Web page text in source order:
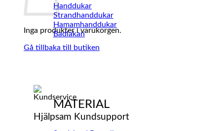
Inga produkter i varukorgen.
Gå tillbaka till butiken
Hjälpsam Kundsupport
Handdukar
Strandhanddukar
Hamamhanddukar
Badlakan
MATERIAL